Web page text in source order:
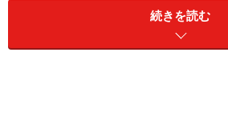
慌てるとミスの原因に。外出時は
こう。
続きを読む